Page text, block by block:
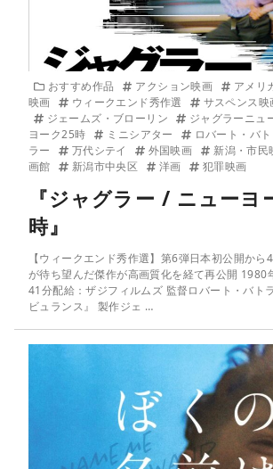
おすすめ作品 アクション映画
アメリ
映画
ウィークエンド秀作選
サスペンス映
ジェームズ・ブローリン
ジャグラーニュ
ヨーク25時
ミニシアター
ロバート・バト
ラー
万代シテイ 外国映画
新潟・市民
画館
新潟市中央区 洋画 犯罪映画
『ジャグラー / ニューヨ
時』
【ウィークエンド秀作選】第6弾日本初公開から
が待ち望んだ傑作が高画質化を経て再公開
41分配給：ザジフィルムズ 監督ロバート・バト
ビュランス』 製作ジェ …